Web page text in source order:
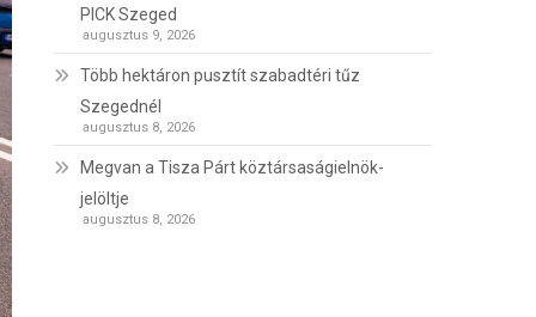
PICK Szeged
augusztus 9, 2026
Több hektáron pusztít szabadtéri tűz
Szegednél
augusztus 8, 2026
Megvan a Tisza Párt köztársaságielnök-
jelöltje
augusztus 8, 2026